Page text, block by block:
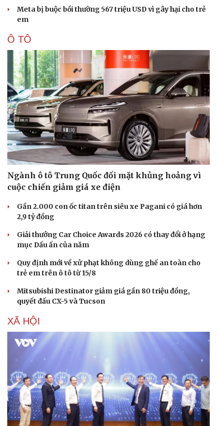
Meta bị buộc bồi thường 567 triệu USD vì gây hại cho trẻ
em
Ô TÔ
Ngành ô tô Trung Quốc đối mặt khủng hoảng vì
cuộc chiến giảm giá xe điện
Gần 2.000 con ốc titan trên siêu xe Pagani có giá hơn
2,9 tỷ đồng
Giải thưởng Car Choice Awards 2026 có thay đổi ở hạng
mục Dấu ấn của năm
Quy định mới về xử phạt không dùng ghế an toàn cho
trẻ em trên ô tô từ 15/8
Mitsubishi Destinator giảm giá gần 80 triệu đồng,
quyết đấu CX-5 và Tucson
XÃ HỘI